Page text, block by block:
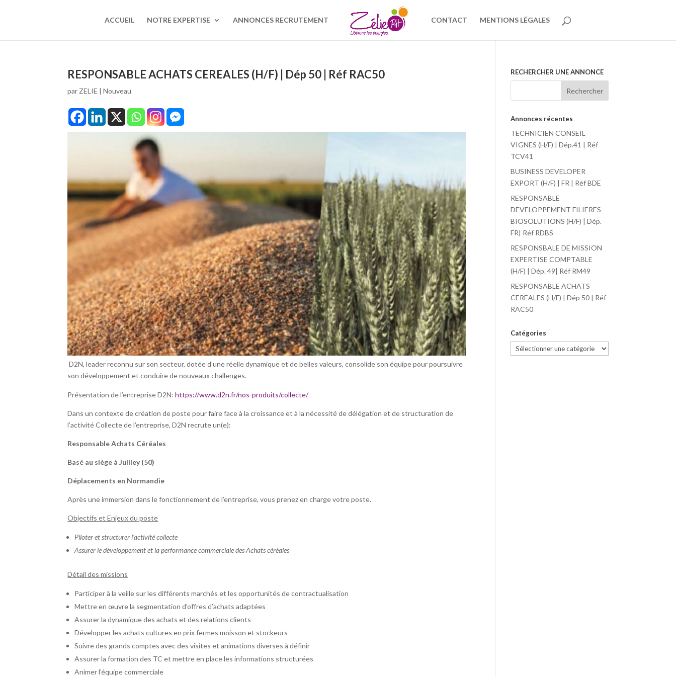
ACCUEIL NOTRE EXPERTISE ANNONCES RECRUTEMENT CONTACT MENTIONS LÉGALES
RESPONSABLE ACHATS CEREALES (H/F) | Dép 50 | Réf RAC50
par ZELIE |Nouveau
D2N, leader reconnu sur son secteur, dotée d’une réelle dynamique et de belles valeurs, consolide son équipe pour poursuivre
son développement et conduire de nouveaux challenges.
Présentation de l’entreprise D2N:https://www.d2n.fr/nos-produits/collecte/
Dans un contexte de création de poste pour faire face à la croissance et à la nécessité de délégation et de structuration de
l’activité Collecte de l’entreprise, D2N recrute un(e):
Responsable Achats Céréales
Basé au siège à Juilley (50)
Déplacements en Normandie
Après une immersion dans le fonctionnement de l’entreprise, vous prenez en charge votre poste.
Objectifs et Enjeux du poste
Piloter et structurer l’activité collecte
Assurer le développement et la performance commerciale des Achats céréales
Détail des missions
Participer à la veille sur les différents marchés et les opportunités de contractualisation
Mettre en œuvre la segmentation d’offres d’achats adaptées
Assurer la dynamique des achats et des relations clients
Développer les achats cultures en prix fermes moisson et stockeurs
Suivre des grands comptes avec des visites et animations diverses à définir
Assurer la formation des TC et mettre en place les informations structurées
Animer l’équipe commerciale
RECHERCHER UNE ANNONCE
Annonces récentes
TECHNICIEN CONSEIL
VIGNES (H/F) | Dép.41 | Réf
TCV41
BUSINESS DEVELOPER
EXPORT (H/F) | FR | Réf BDE
RESPONSABLE
DEVELOPPEMENT FILIERES
BIOSOLUTIONS (H/F) | Dép.
FR| Réf RDBS
RESPONSBALE DE MISSION
EXPERTISE COMPTABLE
(H/F) | Dép. 49| Réf RM49
RESPONSABLE ACHATS
CEREALES (H/F) | Dép 50 | Réf
RAC50
Catégories
Catégories